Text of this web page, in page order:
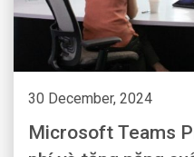
30 December, 2024
Microsoft Teams